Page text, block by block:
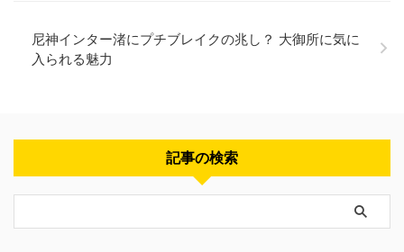
尼神インター渚にプチブレイクの兆し？ 大御所に気に
入られる魅力
記事の検索